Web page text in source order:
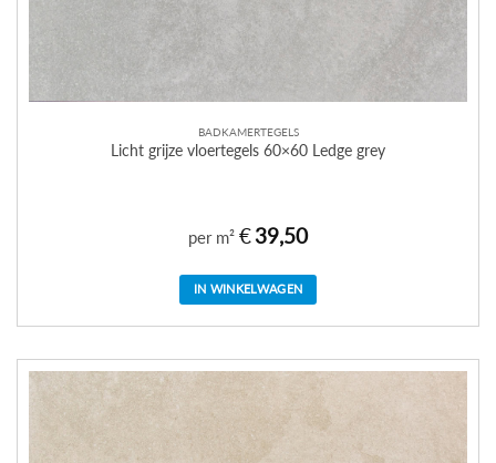
BADKAMERTEGELS
Licht grijze vloertegels 60×60 Ledge grey
per m² €39,50
IN WINKELWAGEN